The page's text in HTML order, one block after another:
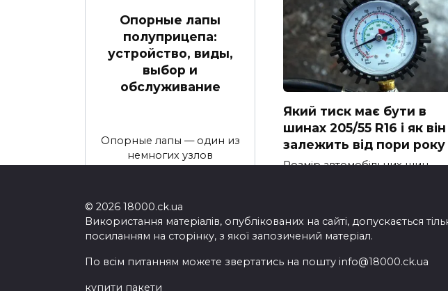
Опорные лапы
полуприцепа:
устройство, виды,
выбор и
обслуживание
Опорные лапы — один из
немногих узлов
Який тиск має бути в
шинах 205/55 R16 і як він
залежить від пори року
Розмір автомобільних шин
© 2026 18000.ck.ua
Використання матеріалів, опублікованих на сайті, допускається
посиланням на сторінку, з якої запозичений матеріал.
По всім питанням можете звертатись на пошту info@18000.ck.ua
купити пакети